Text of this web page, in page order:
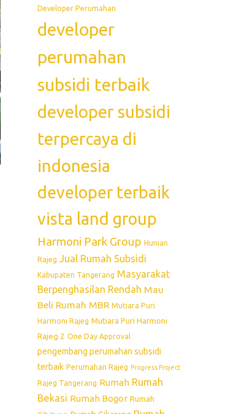
Developer Perumahan
developer
perumahan
subsidi terbaik
developer subsidi
terpercaya di
indonesia
developer terbaik
vista land group
Harmoni Park Group Hunian
Rajeg Jual Rumah Subsidi
Kabupaten Tangerang Masyarakat
Berpenghasilan Rendah Mau
Beli Rumah MBR Mutiara Puri
Harmoni Rajeg Mutiara Puri Harmoni
Rajeg 2 One Day Approval
pengembang perumahan subsidi
terbaik Perumahan Rajeg Progress Project
Rajeg Tangerang Rumah Rumah
Bekasi Rumah Bogor Rumah